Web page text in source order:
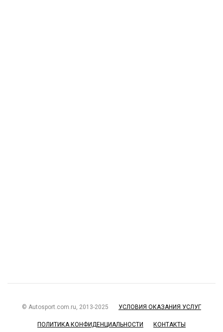
© Autosport.com.ru, 2013-2025 УСЛОВИЯ ОКАЗАНИЯ УСЛУГ
ПОЛИТИКА КОНФИДЕНЦИАЛЬНОСТИ КОНТАКТЫ